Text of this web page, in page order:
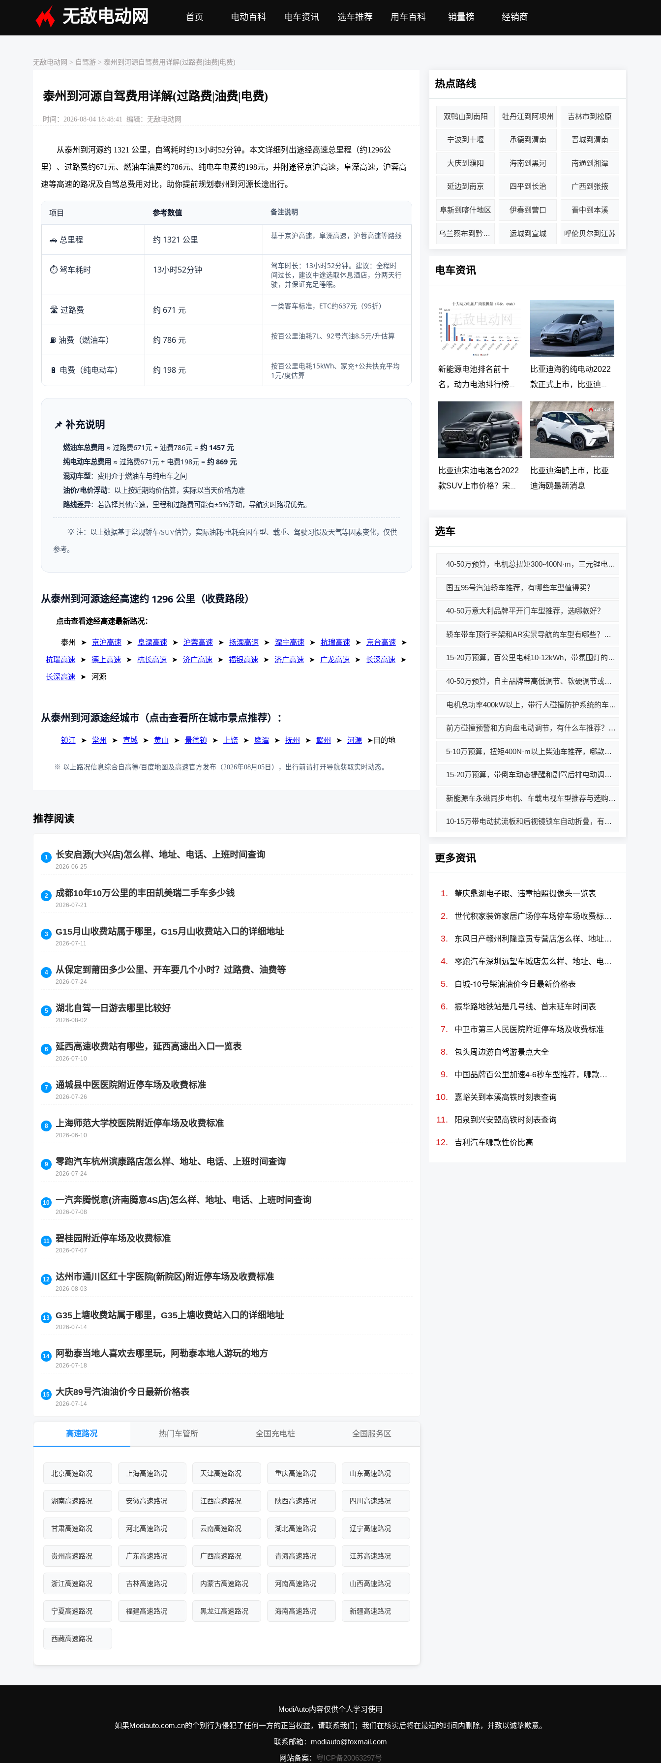
无敌电动网 首页 电动百科 电车资讯 选车推荐 用车百科 销量榜 经销商
无敌电动网 > 自驾游 > 泰州到河源自驾费用详解(过路费|油费|电费)
泰州到河源自驾费用详解(过路费|油费|电费)
时间：2026-08-04 18:48:41 编辑：无敌电动网
从泰州到河源约 1321 公里，自驾耗时约13小时52分钟。本文详细列出途经高速总里程（约1296公
里）、过路费约671元、燃油车油费约786元、纯电车电费约198元，并附途径京沪高速，阜溧高速，沪蓉高
速等高速的路况及自驾总费用对比，助你提前规划泰州到河源长途出行。
项目 参考数值 备注说明
🚗 总里程 约 1321 公里 基于京沪高速，阜溧高速，沪蓉高速等路线
⏱️ 驾车耗时 13小时52分钟
驾车时长：13小时52分钟。建议：全程时
间过长，建议中途选取休息酒店，分两天行
驶，并保证充足睡眠。
🛣️ 过路费 约 671 元 一类客车标准，ETC约637元（95折）
⛽ 油费（燃油车） 约 786 元 按百公里油耗7L、92号汽油8.5元/升估算
🔋 电费（纯电动车） 约 198 元
按百公里电耗15kWh、家充+公共快充平均
1元/度估算
📌 补充说明
燃油车总费用 ≈ 过路费671元 + 油费786元 =约 1457 元
纯电动车总费用 ≈ 过路费671元 + 电费198元 =约 869 元
混动车型：费用介于燃油车与纯电车之间
油价/电价浮动：以上按近期均价估算，实际以当天价格为准
路线差异：若选择其他高速，里程和过路费可能有±5%浮动，导航实时路况优先。
💡 注：以上数据基于常规轿车/SUV估算，实际油耗/电耗会因车型、载重、驾驶习惯及天气等因素变化，仅供
参考。
从泰州到河源途经高速约 1296 公里（收费路段）
点击查看途经高速最新路况：
泰州 ➤ 京沪高速 ➤ 阜溧高速 ➤ 沪蓉高速 ➤ 扬溧高速 ➤ 溧宁高速 ➤ 杭瑞高速 ➤ 京台高速 ➤
杭瑞高速 ➤ 德上高速 ➤ 杭长高速 ➤ 济广高速 ➤ 福银高速 ➤ 济广高速 ➤ 广龙高速 ➤ 长深高速 ➤
长深高速 ➤ 河源
从泰州到河源途经城市（点击查看所在城市景点推荐）：
镇江 ➤ 常州 ➤ 宣城 ➤ 黄山 ➤ 景德镇 ➤ 上饶 ➤ 鹰潭 ➤ 抚州 ➤ 赣州 ➤ 河源 ➤目的地
※ 以上路况信息综合自高德/百度地图及高速官方发布（2026年08月05日），出行前请打开导航获取实时动态。
推荐阅读
长安启源(大兴店)怎么样、地址、电话、上班时间查询
2026-06-25
成都10年10万公里的丰田凯美瑞二手车多少钱
2026-07-21
G15月山收费站属于哪里，G15月山收费站入口的详细地址
2026-07-11
从保定到莆田多少公里、开车要几个小时？过路费、油费等
2026-07-24
湖北自驾一日游去哪里比较好
2026-08-02
延西高速收费站有哪些，延西高速出入口一览表
2026-07-10
通城县中医医院附近停车场及收费标准
2026-07-26
上海师范大学校医院附近停车场及收费标准
2026-06-10
零跑汽车杭州滨康路店怎么样、地址、电话、上班时间查询
2026-07-24
一汽奔腾悦意(济南腾意4S店)怎么样、地址、电话、上班时间查询
2026-07-08
碧桂园附近停车场及收费标准
2026-07-07
达州市通川区红十字医院(新院区)附近停车场及收费标准
2026-08-03
G35上塘收费站属于哪里，G35上塘收费站入口的详细地址
2026-07-14
阿勒泰当地人喜欢去哪里玩，阿勒泰本地人游玩的地方
2026-07-18
大庆89号汽油油价今日最新价格表
2026-07-14
高速路况 热门车管所 全国充电桩 全国服务区
北京高速路况 上海高速路况 天津高速路况 重庆高速路况 山东高速路况
湖南高速路况 安徽高速路况 江西高速路况 陕西高速路况 四川高速路况
甘肃高速路况 河北高速路况 云南高速路况 湖北高速路况 辽宁高速路况
贵州高速路况 广东高速路况 广西高速路况 青海高速路况 江苏高速路况
浙江高速路况 吉林高速路况 内蒙古高速路况 河南高速路况 山西高速路况
宁夏高速路况 福建高速路况 黑龙江高速路况 海南高速路况 新疆高速路况
西藏高速路况
热点路线
双鸭山到南阳 牡丹江到阿坝州 吉林市到松原
宁波到十堰 承德到渭南 晋城到渭南
大庆到濮阳 海南到黑河 南通到湘潭
延边到南京 四平到长治 广西到张掖
阜新到喀什地区 伊春到营口 晋中到本溪
乌兰察布到黔西南州 运城到宣城 呼伦贝尔到江苏
电车资讯
新能源电池排名前十
名，动力电池排行榜前
十名
比亚迪海豹纯电动2022
款正式上市，比亚迪海
豹纯电动报价20.98万起
比亚迪宋油电混合2022
款SUV上市价格？宋
比亚迪海鸥上市，比亚
迪海鸥最新消息
选车
40-50万预算，电机总扭矩300-400N·m，三元锂电池车型推荐
国五95号汽油轿车推荐，有哪些车型值得买？
40-50万意大利品牌平开门车型推荐，选哪款好？
轿车带车顶行李架和AR实景导航的车型有哪些？买哪款好？价格多少？
15-20万预算，百公里电耗10-12kWh，带氛围灯的车有哪些？推荐哪款好？
40-50万预算，自主品牌带高低调节、软硬调节或软硬+高低调节的车型有哪些？哪款值得买？
电机总功率400kW以上，带行人碰撞防护系统的车有哪些？哪款值得买？
前方碰撞预警和方向盘电动调节，有什么车推荐？买哪款好？价格如何？
5-10万预算，扭矩400N·m以上柴油车推荐，哪款好？
15-20万预算，带倒车动态提醒和副驾后排电动调节，有什么车推荐？
新能源车永磁同步电机、车载电视车型推荐与选购指南
10-15万带电动扰流板和后视镜锁车自动折叠，有什么车推荐？
更多资讯
肇庆鼎湖电子眼、违章拍照摄像头一览表
世代积家装饰家居广场停车场停车场收费标准、免费时长、日租月租信息
东风日产赣州利隆章贡专营店怎么样、地址、电话、上班时间查询
零跑汽车深圳远望车城店怎么样、地址、电话、上班时间查询
白城-10号柴油油价今日最新价格表
振华路地铁站是几号线、首末班车时间表
中卫市第三人民医院附近停车场及收费标准
包头周边游自驾游景点大全
中国品牌百公里加速4-6秒车型推荐，哪款车好及价格
嘉峪关到本溪高铁时刻表查询
阳泉到兴安盟高铁时刻表查询
吉利汽车哪款性价比高
ModiAuto内容仅供个人学习使用
如果Modiauto.com.cn的个别行为侵犯了任何一方的正当权益，请联系我们；我们在核实后将在最短的时间内删除，并致以诚挚歉意。
联系邮箱：modiauto@foxmail.com
网站备案： 粤ICP备20063297号